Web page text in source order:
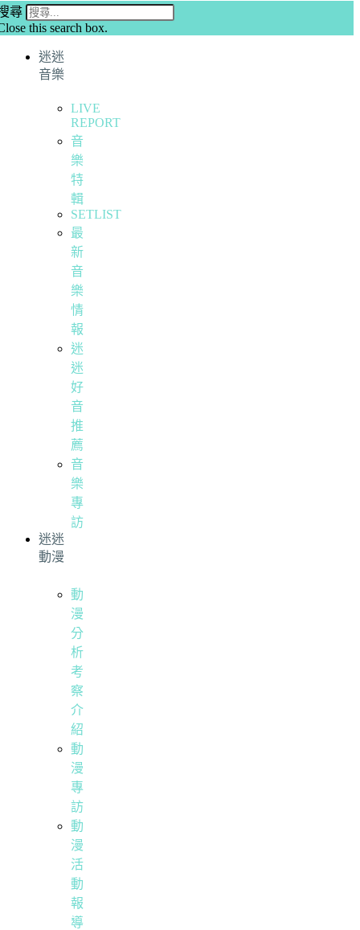
尋
this search box.
迷迷
音樂
LIVE
REPORT
音
樂
特
輯
SETLIST
最
新
音
樂
情
報
迷
迷
好
音
推
薦
音
樂
專
訪
迷迷
動漫
動
漫
分
析
考
察
介
紹
動
漫
專
訪
動
漫
活
動
報
導